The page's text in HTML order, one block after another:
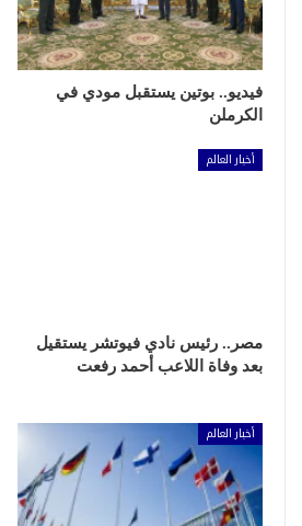
فيديو.. بوتين يستقبل مودي في
الكرملن
أخبار العالم
مصر.. رئيس نادي فيوتشر يستقيل
بعد وفاة اللاعب أحمد رفعت
أخبار العالم